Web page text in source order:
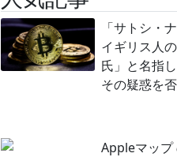
「サトシ・
イギリス人
氏」と名指
その疑惑を
Appleマッ